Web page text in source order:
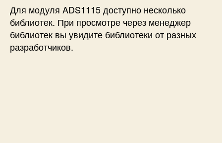
Для модуля ADS1115 доступно несколько
библиотек. При просмотре через менеджер
библиотек вы увидите библиотеки от разных
разработчиков.